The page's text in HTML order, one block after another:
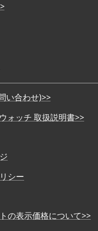
い合わせ)>>
ォッチ 取扱説明書>>
シー
の表示価格について>>